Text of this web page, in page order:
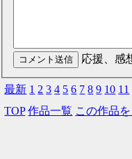
応援、感
最新 1 2 3 4 5 6 7 8 9 10 11
TOP 作品一覧 この作品